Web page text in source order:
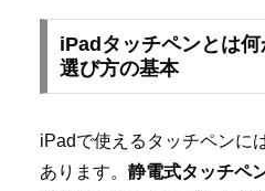
iPadタッチペンとは
選び方の基本
iPadで使えるタッチペンに
あります。 静電式タッチペ